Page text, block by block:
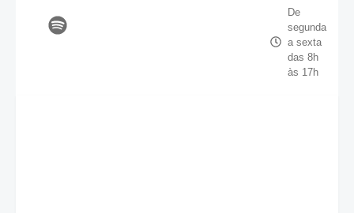
De
segunda
a sexta
das 8h
às 17h